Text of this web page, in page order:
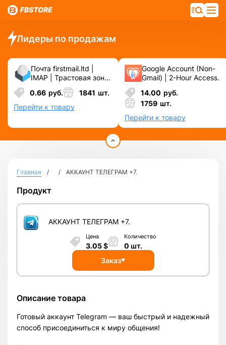
Лидеры по продажам
Почта firstmail.ltd |
IMAP | Трастовая зона
.COM ❗️ Новые, Чистые
❗️ С реальными
логинами | ☑️
Специально для ФБ/
0.66 руб. 1841 шт.
Перейти к товару
Google Account (Non-
Gmail) | 2-Hour Access.
14.00 руб.
1759 шт.
Перейти к товару
Главная АККАУНТ ТЕЛЕГРАМ +7.
Продукт
АККАУНТ ТЕЛЕГРАМ +7.
Цена
3.05$
Количество
0 шт.
Заказ
Описание товара
Готовый аккаунт Telegram — ваш быстрый и надежный
способ присоединиться к миру общения!